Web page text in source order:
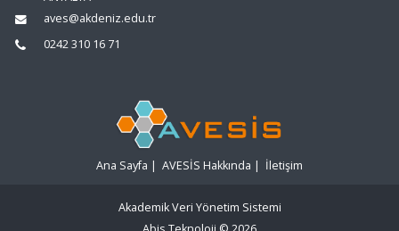
aves@akdeniz.edu.tr
0242 310 16 71
Ana Sayfa | AVESİS Hakkında | İletişim
Akademik Veri Yönetim Sistemi